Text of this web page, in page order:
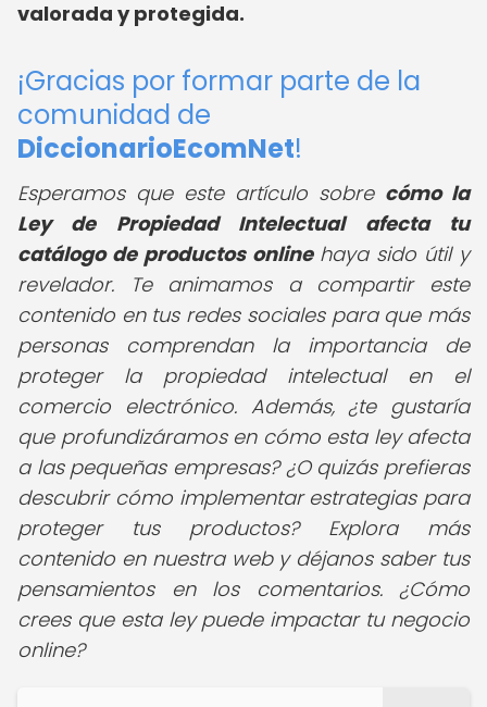
valorada y protegida.
¡Gracias por formar parte de la
comunidad de
DiccionarioEcomNet!
Esperamos que este artículo sobre cómo la
Ley de Propiedad Intelectual afecta tu
catálogo de productos onlinehaya sido útil y
revelador. Te animamos a compartir este
contenido en tus redes sociales para que más
personas comprendan la importancia de
proteger la propiedad intelectual en el
comercio electrónico. Además, ¿te gustaría
que profundizáramos en cómo esta ley afecta
a las pequeñas empresas? ¿O quizás prefieras
descubrir cómo implementar estrategias para
proteger tus productos? Explora más
contenido en nuestra web y déjanos saber tus
pensamientos en los comentarios. ¿Cómo
crees que esta ley puede impactar tu negocio
online?